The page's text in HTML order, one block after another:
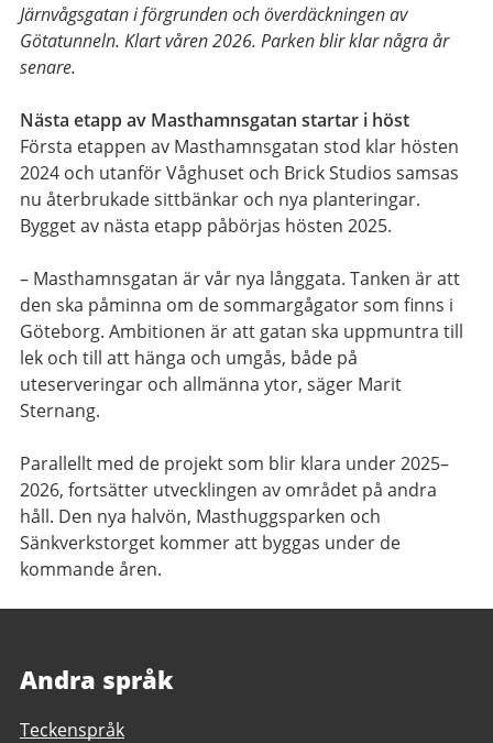
Järnvågsgatan i förgrunden och överdäckningen av
Götatunneln. Klart våren 2026. Parken blir klar några år
senare.
Nästa etapp av Masthamnsgatan startar i höst
Första etappen av Masthamnsgatan stod klar hösten
2024 och utanför Våghuset och Brick Studios samsas
nu återbrukade sittbänkar och nya planteringar.
Bygget av nästa etapp påbörjas hösten 2025.
– Masthamnsgatan är vår nya långgata. Tanken är att
den ska påminna om de sommargågator som finns i
Göteborg. Ambitionen är att gatan ska uppmuntra till
lek och till att hänga och umgås, både på
uteserveringar och allmänna ytor, säger Marit
Sternang.
Parallellt med de projekt som blir klara under 2025–
2026, fortsätter utvecklingen av området på andra
håll. Den nya halvön, Masthuggsparken och
Sänkverkstorget kommer att byggas under de
kommande åren.
Andra språk
Teckenspråk